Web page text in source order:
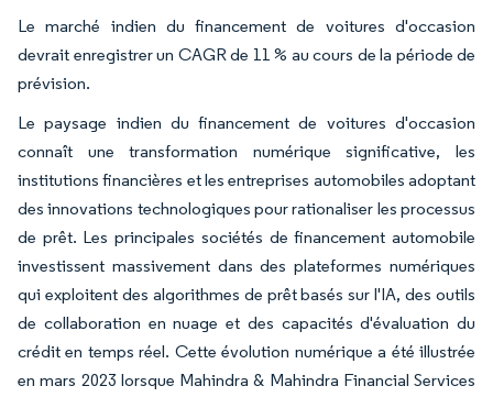
Le marché indien du financement de voitures d'occasion
devrait enregistrer un CAGR de 11 % au cours de la période de
prévision.
Le paysage indien du financement de voitures d'occasion
connaît une transformation numérique significative, les
institutions financières et les entreprises automobiles adoptant
des innovations technologiques pour rationaliser les processus
de prêt. Les principales sociétés de financement automobile
investissent massivement dans des plateformes numériques
qui exploitent des algorithmes de prêt basés sur l'IA, des outils
de collaboration en nuage et des capacités d'évaluation du
crédit en temps réel. Cette évolution numérique a été illustrée
en mars 2023 lorsque Mahindra & Mahindra Financial Services